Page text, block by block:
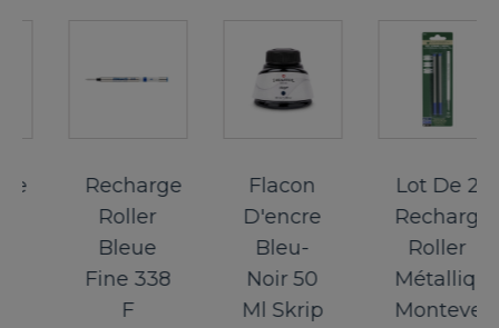
Recharge
Roller
Bleue
Fine 338
Flacon
D'encre
Bleu-
Noir 50
Ml Skrip
Lot De 2
Recharges
Roller
Métallique